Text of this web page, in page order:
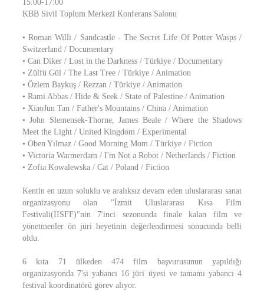
15.00-17:00
KBB Sivil Toplum Merkezi Konferans Salonu
• Roman Willi / Sandcastle - The Secret Life Of Potter Wasps /
Switzerland / Documentary
• Can Diker / Lost in the Darkness / Türkiye / Documentary
• Zülfü Gül / The Last Tree / Türkiye / Animation
• Özlem Baykuş / Rezzan / Türkiye / Animation
• Rami Abbas / Hide & Seek / State of Palestine / Animation
• XiaoJun Tan / Father's Mountains / China / Animation
• John Slemensek-Thorne, James Beale / Where the Shadows
Meet the Light / United Kingdom / Experimental
• Oben Yılmaz / Good Morning Mom / Türkiye / Fiction
• Victoria Warmerdam / I'm Not a Robot / Netherlands / Fiction
• Zofia Kowalewska / Cat / Poland / Fiction
Kentin en uzun soluklu ve aralıksız devam eden uluslararası sanat
organizasyonu olan "İzmit Uluslararası Kısa Film
Festivali(IISFF)"nin 7'inci sezonunda finale kalan film ve
yönetmenler ön jüri heyetinin değerlendirmesi sonucunda belli
oldu.
6 kıta 71 ülkeden 474 film başvurusunun yapıldığı
organizasyonda 7'si yabancı 16 jüri üyesi ve tamamı yabancı 4
festival koordinatörü görev alıyor.